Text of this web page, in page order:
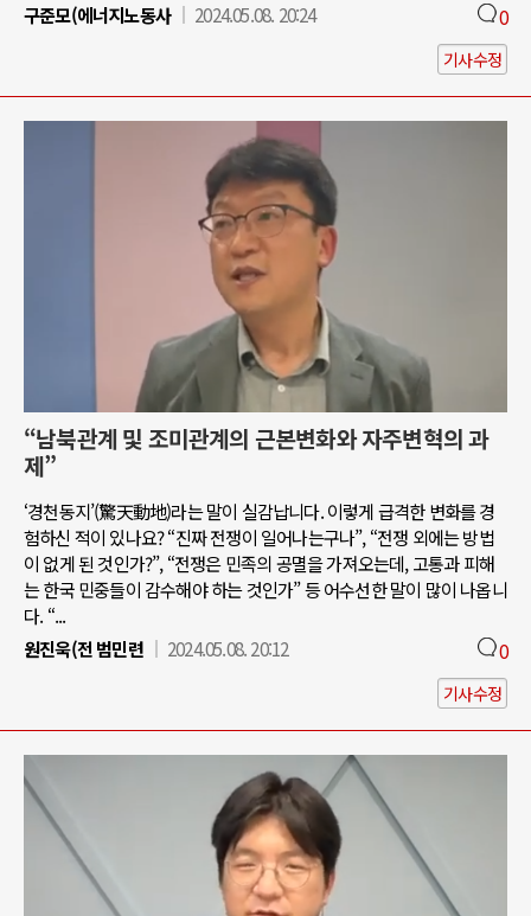
구준모(에너지노동사
2024.05.08. 20:24 0
기사수정
“남북관계 및 조미관계의 근본변화와 자주변혁의 과
제”
‘경천동지’(驚天動地)라는 말이 실감납니다. 이렇게 급격한 변화를 경
험하신 적이 있나요? “진짜 전쟁이 일어나는구나”, “전쟁 외에는 방법
이 없게 된 것인가?”, “전쟁은 민족의 공멸을 가져오는데, 고통과 피해
는 한국 민중들이 감수해야 하는 것인가” 등 어수선한 말이 많이 나옵니
다. “...
원진욱(전 범민련
2024.05.08. 20:12 0
기사수정